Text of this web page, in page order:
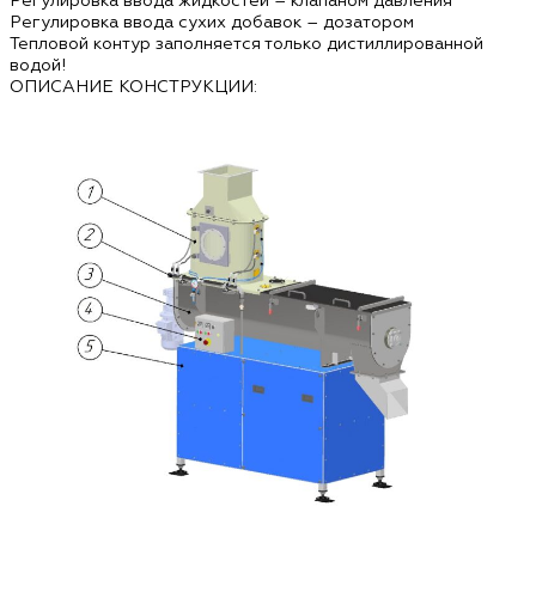
Регулировка ввода сухих добавок – дозатором
Тепловой контур заполняется только дистиллированной
водой!
ОПИСАНИЕ КОНСТРУКЦИИ: